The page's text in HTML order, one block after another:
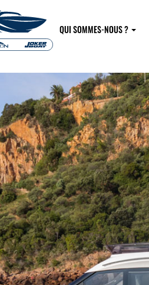
QUI SOMMES-NOUS ?